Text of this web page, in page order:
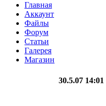
Главная
Аккаунт
Файлы
Форум
Статьи
Галерея
Магазин
30.5.07 14:01